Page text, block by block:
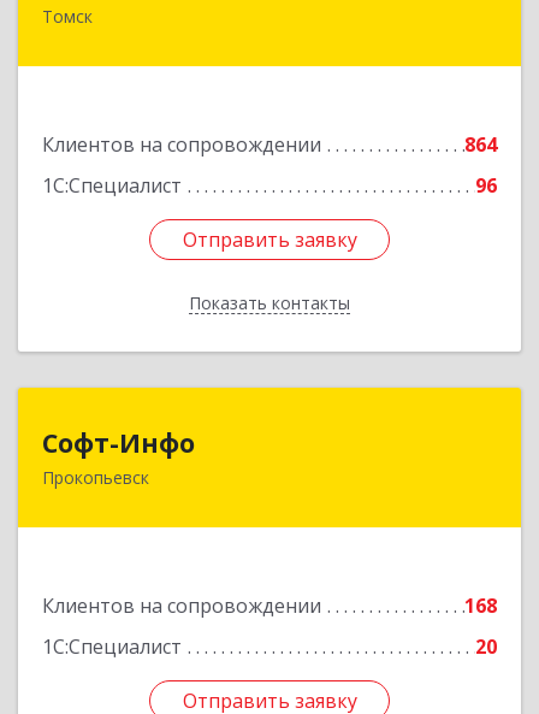
Томск
Клиентов на сопровождении
864
1С:Специалист
96
Отправить заявку
Показать контакты
634041, Томская обл, Томск г, Кирова пр-кт,
Отправить заявку
Назад
Софт-Инфо
Прокопьевск
Клиентов на сопровождении
168
1С:Специалист
20
Отправить заявку
653039, Кемеровская область - Кузбасс,
Подробнее
Отправить заявку